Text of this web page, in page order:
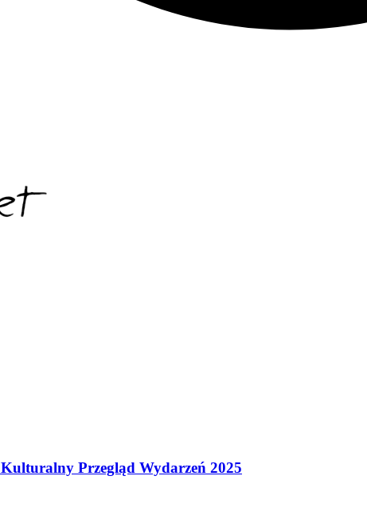
Przegląd Wydarzeń 2025